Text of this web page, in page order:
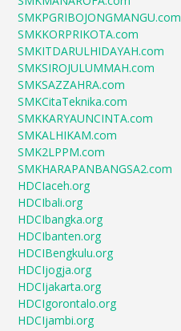
SMKPGRIBOJONGMANGU.com
SMKKORPRIKOTA.com
SMKITDARULHIDAYAH.com
SMKSIROJULUMMAH.com
SMKSAZZAHRA.com
SMKCitaTeknika.com
SMKKARYAUNCINTA.com
SMKALHIKAM.com
SMK2LPPM.com
SMKHARAPANBANGSA2.com
HDCIaceh.org
HDCIbali.org
HDCIbangka.org
HDCIbanten.org
HDCIBengkulu.org
HDCIjogja.org
HDCIjakarta.org
HDCIgorontalo.org
HDCIjambi.org